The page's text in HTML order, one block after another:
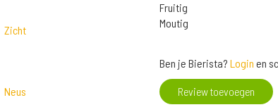
Zicht
Neus
Fruitig
Moutig
Ben je Bierista? Login en
Review toevoegen